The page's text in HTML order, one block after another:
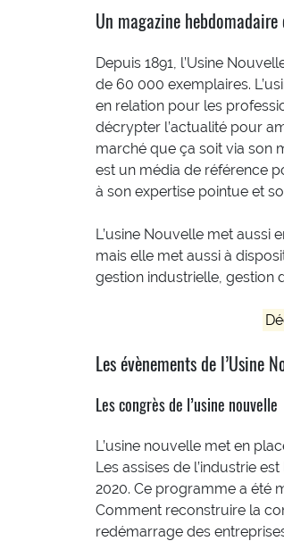
Un magazine
Depuis 1891, l’Usine
de 60 000 exemplaires.
en relation pour les
décrypter l’actualité pour
marché que ça soit via son
est un média de référence
à son expertise pointue et
L’usine Nouvelle met aussi
mais elle met aussi à
gestion industrielle, gestion
Les évènements de l’Usine
Les congrès de l’usine nouvelle
L’usine nouvelle met en
Les assises de l’industrie
2020. Ce programme a été
Comment reconstruire la
redémarrage des